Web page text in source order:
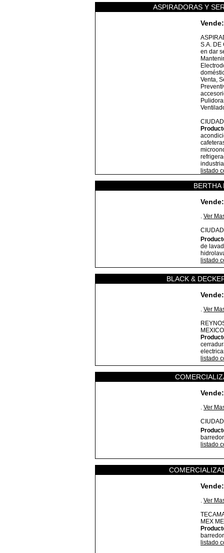
ASPIRADORAS Y
Vende:
S.A. DE
en dar
Venta,
listado
BERTHA
Vende:
. Ver
de
listado
BLACK &
Vende:
. Ver
MEXICO
listado
Vende:
. Ver
listado
Vende:
. Ver
MEX
listado